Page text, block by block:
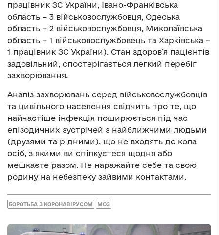
працівник ЗС України, Івано-Франківська
область – 3 військовослужбовця, Одеська
область – 2 військовослужбовця, Миколаївська
область – 1 військовослужбовець та Харківська –
1 працівник ЗС України). Стан здоров’я пацієнтів
задовільний, спостерігається легкий перебіг
захворювання.
Аналіз захворювань серед військовослужбовців
та цивільного населення свідчить про те, що
найчастіше інфекція поширюється під час
епізодичних зустрічей з найближчими людьми
(друзями та рідними), що не входять до кола
осіб, з якими ви спілкуєтеся щодня або
мешкаєте разом. Не наражайте себе та свою
родину на небезпеку зайвими контактами.
БОРОТЬБА З КОРОНАВІРУСОМ МОЗ